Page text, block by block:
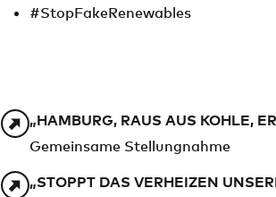
#StopFakeRenewables
„HAMBURG, RAUS AUS KOHLE,
Gemeinsame Stellungnahme
„STOPPT DAS VERHEIZEN